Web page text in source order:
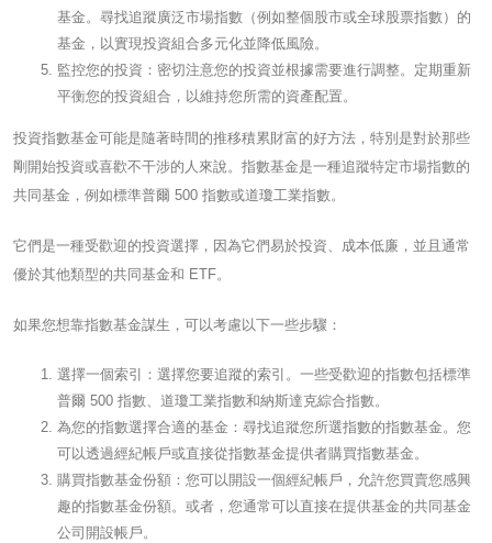
基金。尋找追蹤廣泛市場指數（例如整個股市或全球股票指數）的
基金，以實現投資組合多元化並降低風險。
監控您的投資：密切注意您的投資並根據需要進行調整。定期重新
平衡您的投資組合，以維持您所需的資產配置。
投資指數基金可能是隨著時間的推移積累財富的好方法，特別是對於那些
剛開始投資或喜歡不干涉的人來說。指數基金是一種追蹤特定市場指數的
共同基金，例如標準普爾 500 指數或道瓊工業指數。
它們是一種受歡迎的投資選擇，因為它們易於投資、成本低廉，並且通常
優於其他類型的共同基金和 ETF。
如果您想靠指數基金謀生，可以考慮以下一些步驟：
選擇一個索引：選擇您要追蹤的索引。一些受歡迎的指數包括標準
普爾 500 指數、道瓊工業指數和納斯達克綜合指數。
為您的指數選擇合適的基金：尋找追蹤您所選指數的指數基金。您
可以透過經紀帳戶或直接從指數基金提供者購買指數基金。
購買指數基金份額：您可以開設一個經紀帳戶，允許您買賣您感興
趣的指數基金份額。或者，您通常可以直接在提供基金的共同基金
公司開設帳戶。